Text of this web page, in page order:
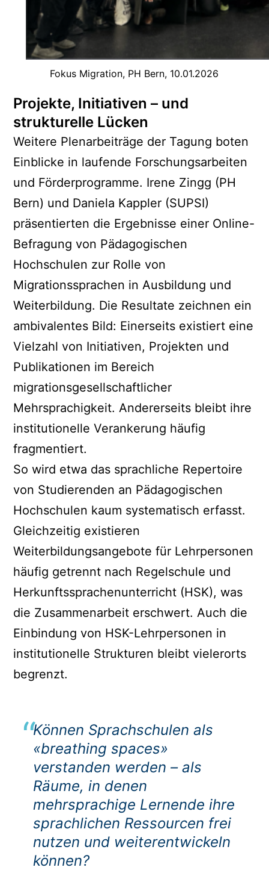
Fokus Migration, PH Bern, 10.01.2026
Projekte, Initiativen – und
strukturelle Lücken
Weitere Plenarbeiträge der Tagung boten
Einblicke in laufende Forschungsarbeiten
und Förderprogramme. Irene Zingg (PH
Bern) und Daniela Kappler (SUPSI)
präsentierten die Ergebnisse einer Online-
Befragung von Pädagogischen
Hochschulen zur Rolle von
Migrationssprachen in Ausbildung und
Weiterbildung. Die Resultate zeichnen ein
ambivalentes Bild: Einerseits existiert eine
Vielzahl von Initiativen, Projekten und
Publikationen im Bereich
migrationsgesellschaftlicher
Mehrsprachigkeit. Andererseits bleibt ihre
institutionelle Verankerung häufig
fragmentiert.
So wird etwa das sprachliche Repertoire
von Studierenden an Pädagogischen
Hochschulen kaum systematisch erfasst.
Gleichzeitig existieren
Weiterbildungsangebote für Lehrpersonen
häufig getrennt nach Regelschule und
Herkunftssprachenunterricht (HSK), was
die Zusammenarbeit erschwert. Auch die
Einbindung von HSK-Lehrpersonen in
institutionelle Strukturen bleibt vielerorts
begrenzt.
Können Sprachschulen als
«breathing spaces»
verstanden werden – als
Räume, in denen
mehrsprachige Lernende ihre
sprachlichen Ressourcen frei
nutzen und weiterentwickeln
können?